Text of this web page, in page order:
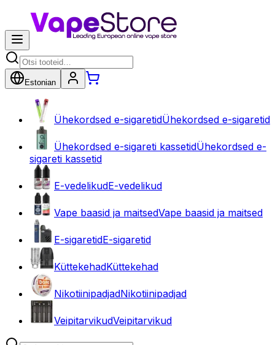
Estonian
Ühekordsed e-sigaretidÜhekordsed e-sigaretid
Ühekordsed e-sigareti kassetidÜhekordsed e-
sigareti kassetid
E-vedelikudE-vedelikud
Vape baasid ja maitsedVape baasid ja maitsed
E-sigaretidE-sigaretid
KüttekehadKüttekehad
NikotiinipadjadNikotiinipadjad
VeipitarvikudVeipitarvikud